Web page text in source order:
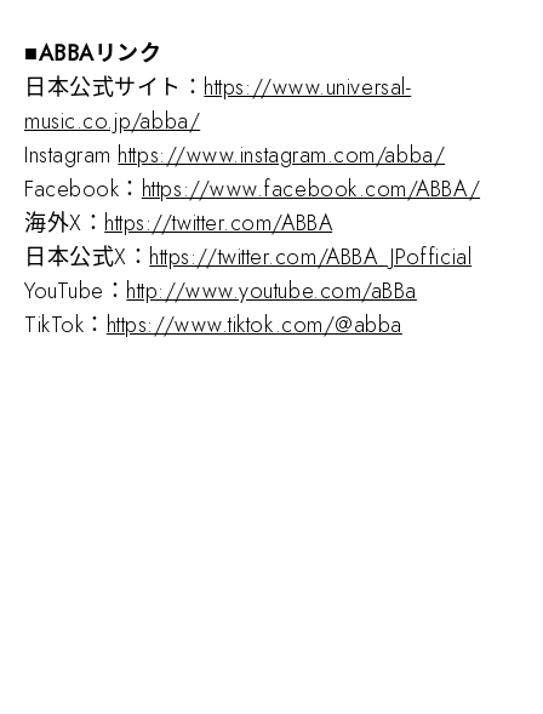
■ABBAリンク
日本公式サイト： https://www.universal-
music.co.jp/abba/
Instagram https://www.instagram.com/abba/
Facebook： https://www.facebook.com/ABBA/
海外X： https://twitter.com/ABBA
日本公式X： https://twitter.com/ABBA_JPofficial
YouTube： http://www.youtube.com/aBBa
TikTok： https://www.tiktok.com/@abba